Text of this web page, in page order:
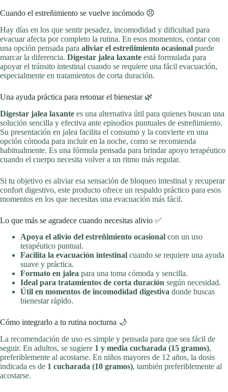
Cuando el estreñimiento se vuelve incómodo 😣
Hay días en los que sentir pesadez, incomodidad y dificultad para
evacuar afecta por completo la rutina. En esos momentos, contar con
una opción pensada para aliviar el estreñimiento ocasional puede
marcar la diferencia. Digestar jalea laxante está formulada para
apoyar el tránsito intestinal cuando se requiere una fácil evacuación,
especialmente en tratamientos de corta duración.
Una ayuda práctica para retomar el bienestar 🌿
Digestar jalea laxante es una alternativa útil para quienes buscan una
solución sencilla y efectiva ante episodios puntuales de estreñimiento.
Su presentación en jalea facilita el consumo y la convierte en una
opción cómoda para incluir en la noche, como se recomienda
habitualmente. Es una fórmula pensada para brindar apoyo terapéutico
cuando el cuerpo necesita volver a un ritmo más regular.
Si tu objetivo es aliviar esa sensación de bloqueo intestinal y recuperar
confort digestivo, este producto ofrece un respaldo práctico para esos
momentos en los que necesitas una evacuación más fácil.
Lo que más se agradece cuando necesitas alivio ✅
Apoya el alivio del estreñimiento ocasional con un uso
terapéutico puntual.
Facilita la evacuación intestinal cuando se requiere una ayuda
suave y práctica.
Formato en jalea para una toma cómoda y sencilla.
Ideal para tratamientos de corta duración según necesidad.
Útil en momentos de incomodidad digestiva donde buscas
bienestar rápido.
Cómo integrarlo a tu rutina nocturna 🌙
La recomendación de uso es simple y pensada para que sea fácil de
seguir. En adultos, se sugiere 1 y media cucharada (15 gramos),
preferiblemente al acostarse. En niños mayores de 12 años, la dosis
indicada es de 1 cucharada (10 gramos), también preferiblemente al
acostarse.